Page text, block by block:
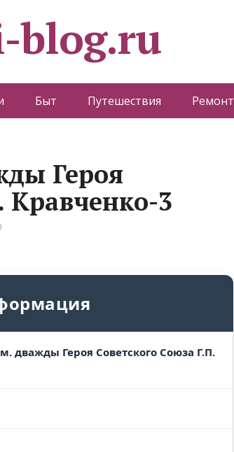
blog.ru
Быт Путешествия Ремонт
Героя
Кравченко-3
дважды Героя Советского Союза Г.П.